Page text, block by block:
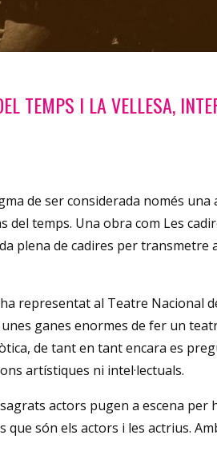
TEMPS I LA VELLESA,
de ser considerada només
temps. Una obra com Les
plena de cadires per
representat al Teatre Nacional
ganes enormes de fer un
de tant en tant encara es
artístiques ni intel·lectuals.
actors pugen a escena per
són els actors i les actrius.